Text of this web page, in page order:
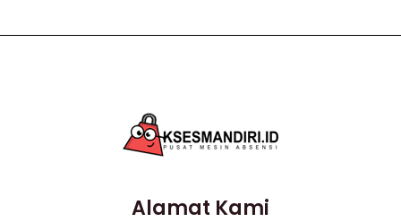
Alamat Kami